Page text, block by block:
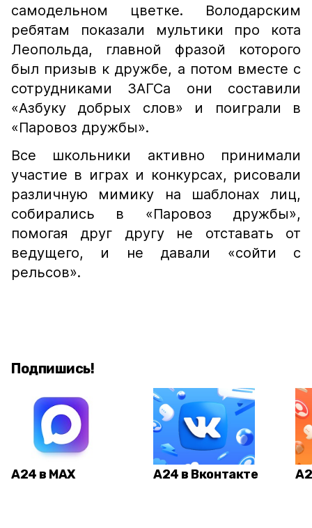
самодельном цветке. Володарским
ребятам показали мультики про кота
Леопольда, главной фразой которого
был призыв к дружбе, а потом вместе с
сотрудниками ЗАГСа они составили
«Азбуку добрых слов» и поиграли в
«Паровоз дружбы».
Все школьники активно принимали
участие в играх и конкурсах, рисовали
различную мимику на шаблонах лиц,
собирались в «Паровоз дружбы»,
помогая друг другу не отставать от
ведущего, и не давали «сойти с
рельсов».
Подпишись!
А24 в MAX А24 в Вконтакте